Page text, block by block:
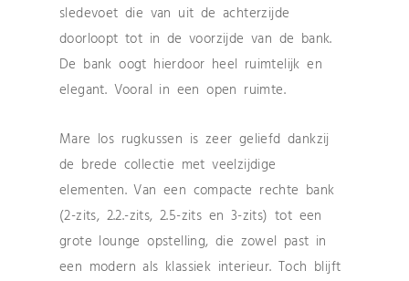
sledevoet die van uit de achterzijde
doorloopt tot in de voorzijde van de bank.
De bank oogt hierdoor heel ruimtelijk en
elegant. Vooral in een open ruimte.
Mare los rugkussen is zeer geliefd dankzij
de brede collectie met veelzijdige
elementen. Van een compacte rechte bank
(2-zits, 2.2.-zits, 2.5-zits en 3-zits) tot een
grote lounge opstelling, die zowel past in
een modern als klassiek interieur. Toch blijft